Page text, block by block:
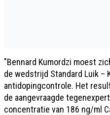
"Bennard Kumordzi moest
de wedstrijd Standard Luik –
antidopingcontrole. Het
de aangevraagde
concentratie van 186 ng/ml